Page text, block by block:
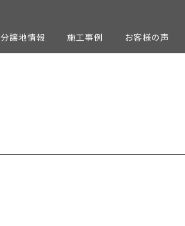
分譲地情報 施工事例 お客様の声